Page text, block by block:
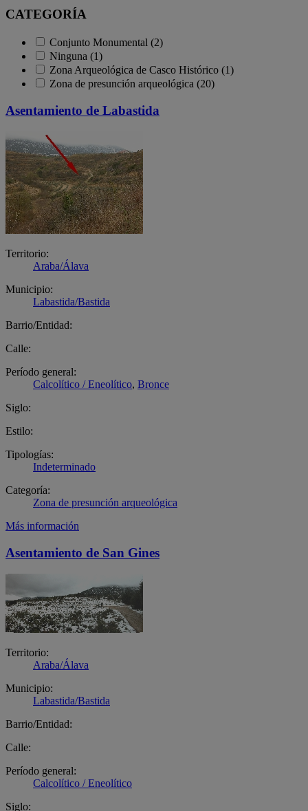
CATEGORÍA
Conjunto Monumental (2)
Ninguna (1)
Zona Arqueológica de Casco Histórico (1)
Zona de presunción arqueológica (20)
Asentamiento de Labastida
Territorio:
Araba/Álava
Municipio:
Labastida/Bastida
Barrio/Entidad:
Calle:
Período general:
Calcolítico / Eneolítico, Bronce
Siglo:
Estilo:
Tipologías:
Indeterminado
Categoría:
Zona de presunción arqueológica
Más información
Asentamiento de San Gines
Territorio:
Araba/Álava
Municipio:
Labastida/Bastida
Barrio/Entidad:
Calle:
Período general:
Calcolítico / Eneolítico
Siglo: